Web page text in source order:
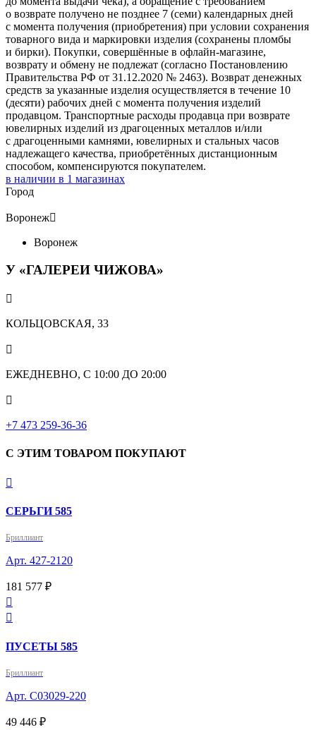
о возврате получено не позднее 7 (семи) календарных дней
с момента получения (приобретения) при условии сохранения
товарного вида и маркировки изделия (сохранены пломбы
и бирки). Покупки, совершённые в офлайн-магазине,
возврату и обмену не подлежат (согласно Постановлению
Правительства РФ от 31.12.2020 № 2463). Возврат денежных
средств за указанные изделия осуществляется в течение 10
(десяти) рабочих дней с момента получения изделий
продавцом. Транспортные расходы продавца при возврате
ювелирных изделий из драгоценных металлов и/или
с драгоценными камнями, ювелирных и стальных часов
надлежащего качества, приобретённых дистанционным
способом, компенсируются покупателем.
в наличии в 1 магазинах
Город
Воронеж
Воронеж
У «ГАЛЕРЕИ ЧИЖОВА»

КОЛЬЦОВСКАЯ, 33

ЕЖЕДНЕВНО, С 10:00 ДО 20:00

‎+7 473 259-36-36
С ЭТИМ ТОВАРОМ ПОКУПАЮТ

СЕРЬГИ 585
Бриллиант
Арт. 427-2120
181 577 ₽


ПУСЕТЫ 585
Бриллиант
Арт. С03029-220
49 446 ₽